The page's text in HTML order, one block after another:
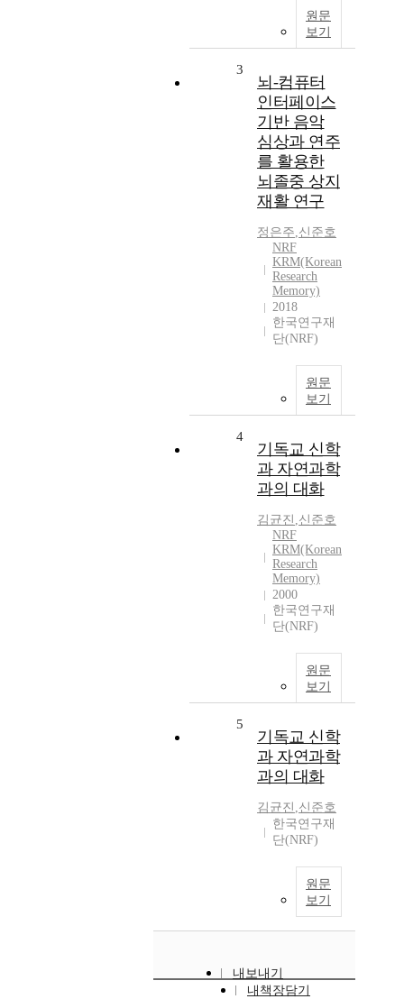
원문
보기
3
뇌-컴퓨터
인터페이스
기반 음악
심상과 연주
를 활용한
뇌졸중 상지
재활 연구
정은주,신준호
NRF
KRM(Korean
Research
Memory)
2018
한국연구재
단(NRF)
원문
보기
4
기독교 신학
과 자연과학
과의 대화
김균진 ,신준호
NRF
KRM(Korean
Research
Memory)
2000
한국연구재
단(NRF)
원문
보기
5
기독교 신학
과 자연과학
과의 대화
김균진 ,신준호
한국연구재
단(NRF)
원문
보기
내보내기
내책장담기